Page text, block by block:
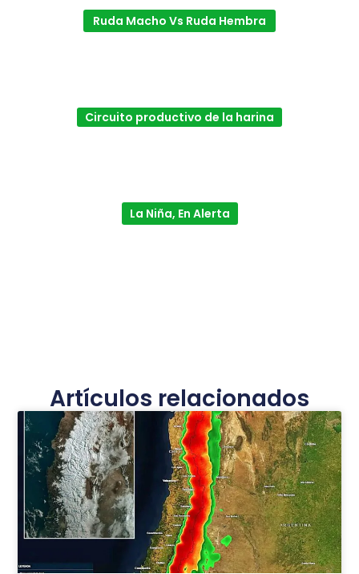
Ruda Macho Vs Ruda Hembra
Circuito productivo de la harina
La Niña, En Alerta
Artículos relacionados